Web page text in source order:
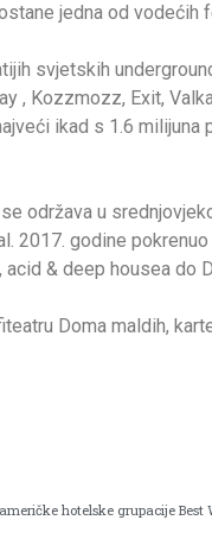
jedna od vodećih
svjetskih
, Kozzmozz, Exit,
ikad s 1.6
održava u
2017. godine
& deep housea do
Doma maldih,
hotelske grupacije Best